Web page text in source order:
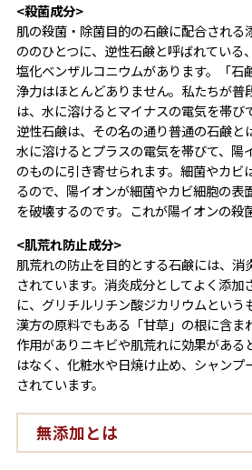
<殺菌成分>
肌の殺菌・除菌目的の石鹸に配合される
ののひとつに、逆性石鹸と呼ばれている
塩化ベンザルコニウムがあります。「石
浄力はほとんどありません。私たちが普
は、水に溶けるとマイナスの電気を帯び
逆性石鹸は、その名の通り普通の石鹸と
水に溶けるとプラスの電気を帯びて、陽
のものに引き寄せられます。細菌やカビ
るので、陽イオンが細菌やカビ細胞の表
を破壊するのです。これが陽イオンの殺
<肌荒れ防止成分>
肌荒れの防止を目的とする石鹸には、消
されています。消炎成分としてよく添加
に、グリチルリチン酸ジカリウムという
漢方の原料でもある「甘草」の根に含ま
作用がありニキビや肌荒れに効果がある
はなく、化粧水や日焼け止め、シャンプ
されています。
無添加とは